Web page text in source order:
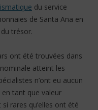
du service
de Santa Ana en
trésor.
ont été trouvées dans
atteint les
n’ont eu aucun
en tant que valeur
rares qu’elles ont été